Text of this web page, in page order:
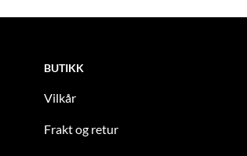
BUTIKK
Vilkår
Frakt og retur